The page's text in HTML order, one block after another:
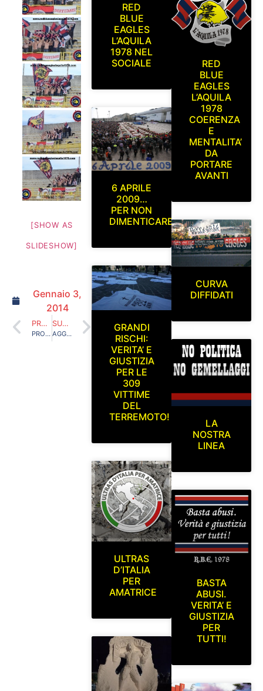
[SHOW AS
SLIDESHOW]
Gennaio 3,
2014
PRECEDENTE
PROVE TECNICHE DI DITTATURA
SUCCESSIVO
AGGIORNAMENTO SEZIONE FOTO R.B.E. 2013/2014
RED
BLUE
EAGLES
L’AQUILA
1978 NEL
SOCIALE
6 APRILE
2009…
PER NON
DIMENTICARE
GRANDI
RISCHI:
VERITA’ E
GIUSTIZIA
PER LE
309
VITTIME
DEL
TERREMOTO!
ULTRAS
D’ITALIA
PER
AMATRICE
RED
BLUE
EAGLES
L’AQUILA
1978
COERENZA
E
MENTALITA’
DA
PORTARE
AVANTI
CURVA
DIFFIDATI
LA
NOSTRA
LINEA
BASTA
ABUSI.
VERITA’ E
GIUSTIZIA
PER
TUTTI!